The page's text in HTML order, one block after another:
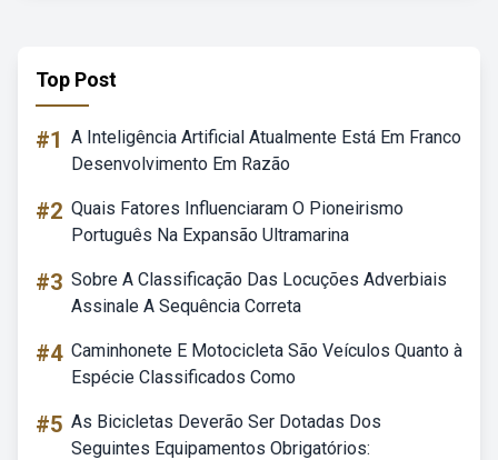
Top Post
#1 A Inteligência Artificial Atualmente Está Em Franco
Desenvolvimento Em Razão
#2 Quais Fatores Influenciaram O Pioneirismo
Português Na Expansão Ultramarina
#3 Sobre A Classificação Das Locuções Adverbiais
Assinale A Sequência Correta
#4 Caminhonete E Motocicleta São Veículos Quanto à
Espécie Classificados Como
#5 As Bicicletas Deverão Ser Dotadas Dos
Seguintes Equipamentos Obrigatórios: